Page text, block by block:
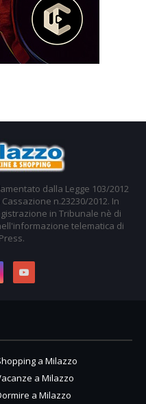
dalla Legge 103/2012
n.23230/2012. In
in Tribunale nè di
telematica di
a Milazzo
a Milazzo
a Milazzo